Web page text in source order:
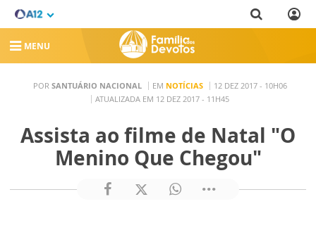
MENU
POR SANTUÁRIO NACIONAL EM NOTÍCIAS
12 DEZ 2017 - 10H06
ATUALIZADA EM 12 DEZ 2017 - 11H45
Assista ao filme de Natal "O
Menino Que Chegou"